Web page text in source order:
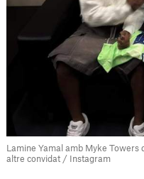
Lamine Yamal amb Myke
altre convidat / Instagram